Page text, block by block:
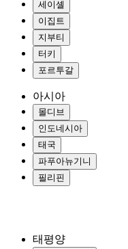
세이셸
이집트
지부티
터키
포르투갈
아시아
몰디브
인도네시아
태국
파푸아뉴기니
필리핀
태평양